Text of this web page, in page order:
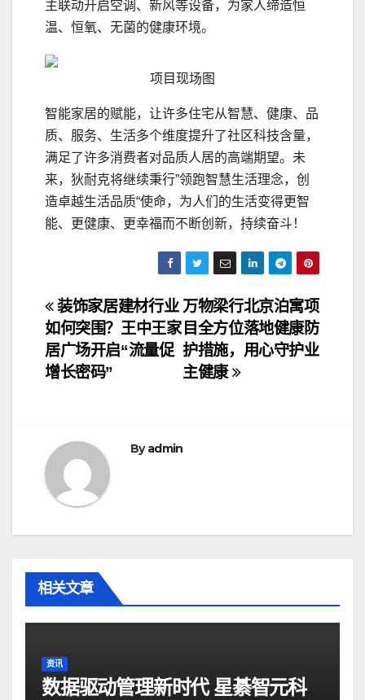
主联动开启空调、新风等设备，为家人缔造恒
温、恒氧、无菌的健康环境。
项目现场图
智能家居的赋能，让许多住宅从智慧、健康、品
质、服务、生活多个维度提升了社区科技含量，
满足了许多消费者对品质人居的高端期望。未
来，狄耐克将继续秉行”领跑智慧生活理念，创
造卓越生活品质“使命，为人们的生活变得更智
能、更健康、更幸福而不断创新，持续奋斗！
文
章
导
万物梁行北京泊寓项
目全方位落地健康防
护措施，用心守护业
主健康
装饰家居建材行业
如何突围？王中王家
居广场开启“流量促
增长密码”
Byadmin
相关文章
资讯
数据驱动管理新时代 星綦智元科